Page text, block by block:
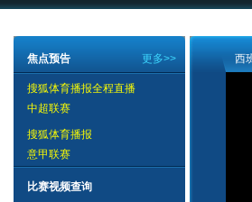
更多>>
焦点预告
搜狐体育播报全程直播
中超联赛
搜狐体育播报
意甲联赛
比赛视频查询
西